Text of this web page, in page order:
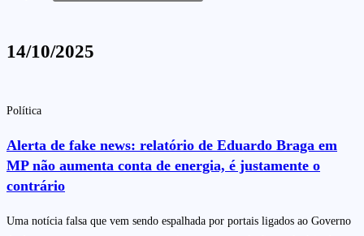
14/10/2025
Política
Alerta de fake news: relatório de Eduardo Braga em
MP não aumenta conta de energia, é justamente o
contrário
Uma notícia falsa que vem sendo espalhada por portais ligados ao Governo